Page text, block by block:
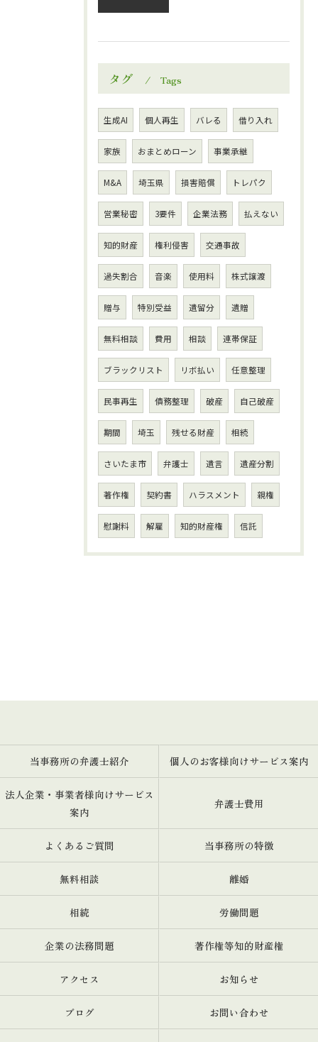
タグ Tags
生成AI 個人再生 バレる 借り入れ
家族 おまとめローン 事業承継
M&A 埼玉県 損害賠償 トレパク
営業秘密 3要件 企業法務 払えない
知的財産 権利侵害 交通事故
過失割合 音楽 使用料 株式譲渡
贈与 特別受益 遺留分 遺贈
無料相談 費用 相談 連帯保証
ブラックリスト リボ払い 任意整理
民事再生 債務整理 破産 自己破産
期間 埼玉 残せる財産 相続
さいたま市 弁護士 遺言 遺産分割
著作権 契約書 ハラスメント 親権
慰謝料 解雇 知的財産権 信託
当事務所の弁護士紹介 個人のお客様向けサービス案内
法人企業・事業者様向けサービス
案内
弁護士費用
よくあるご質問 当事務所の特徴
無料相談 離婚
相続 労働問題
企業の法務問題 著作権等知的財産権
アクセス お知らせ
ブログ お問い合わせ